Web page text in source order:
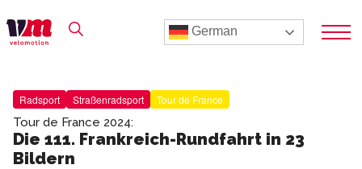
German
Radsport Straßenradsport Tour de France
Tour de France 2024:
Die 111. Frankreich-Rundfahrt in 23
Bildern